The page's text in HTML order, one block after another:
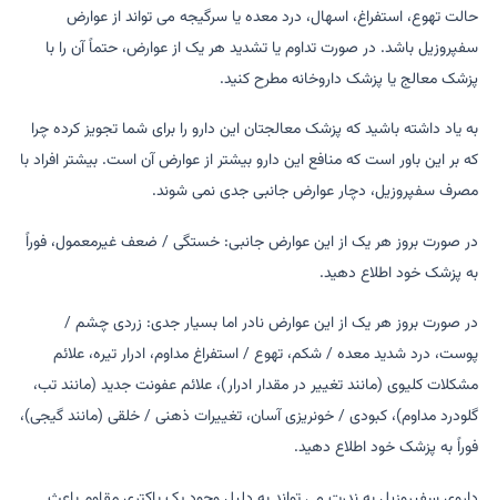
حالت تهوع، استفراغ، اسهال، درد معده یا سرگیجه می تواند از عوارض
سفپروزیل باشد. در صورت تداوم یا تشدید هر یک از عوارض، حتماً آن را با
پزشک معالج یا پزشک داروخانه مطرح کنید.
به یاد داشته باشید که پزشک معالجتان این دارو را برای شما تجویز کرده چرا
که بر این باور است که منافع این دارو بیشتر از عوارض آن است. بیشتر افراد با
مصرف سفپروزیل، دچار عوارض جانبی جدی نمی شوند.
در صورت بروز هر یک از این عوارض جانبی: خستگی / ضعف غیرمعمول، فوراً
به پزشک خود اطلاع دهید.
در صورت بروز هر یک از این عوارض نادر اما بسیار جدی: زردی چشم /
پوست، درد شدید معده / شکم، تهوع / استفراغ مداوم، ادرار تیره، علائم
مشکلات کلیوی (مانند تغییر در مقدار ادرار)، علائم عفونت جدید (مانند تب،
گلودرد مداوم)، کبودی / خونریزی آسان، تغییرات ذهنی / خلقی (مانند گیجی)،
فوراً به پزشک خود اطلاع دهید.